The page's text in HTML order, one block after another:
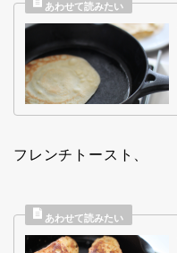
フレンチトースト、